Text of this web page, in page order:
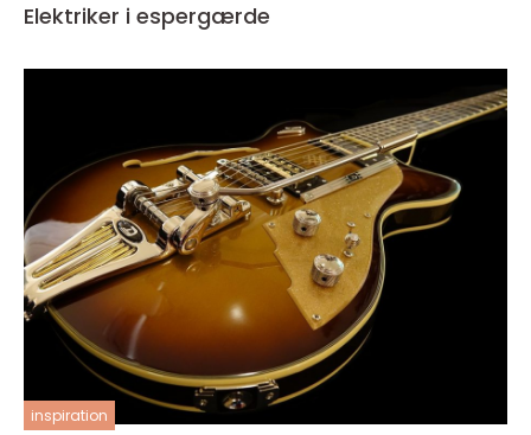
Elektriker i espergærde
inspiration